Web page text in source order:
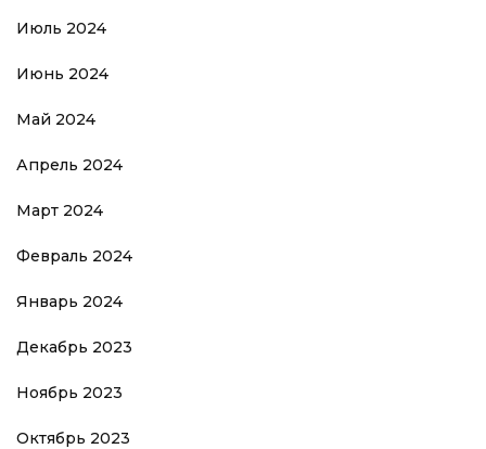
Июль 2024
Июнь 2024
Май 2024
Апрель 2024
Март 2024
Февраль 2024
Январь 2024
Декабрь 2023
Ноябрь 2023
Октябрь 2023